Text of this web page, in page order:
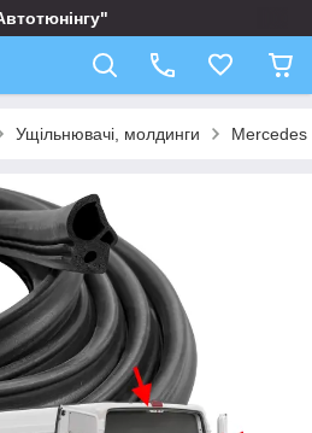
Ущільнювачі, молдинги Mercedes